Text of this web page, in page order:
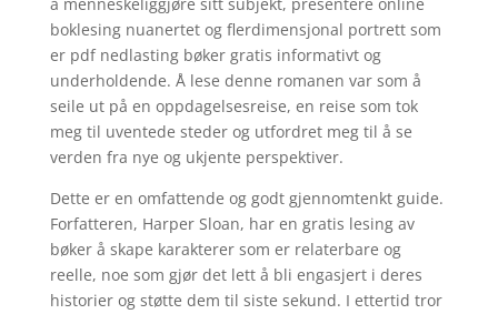
boklesing nuanertet og flerdimensjonal portrett som
er pdf nedlasting bøker gratis informativt og
underholdende. Å lese denne romanen var som å
seile ut på en oppdagelsesreise, en reise som tok
meg til uventede steder og utfordret meg til å se
verden fra nye og ukjente perspektiver.
Dette er en omfattende og godt gjennomtenkt guide.
Forfatteren, Harper Sloan, har en gratis lesing av
bøker å skape karakterer som er relaterbare og
reelle, noe som gjør det lett å bli engasjert i deres
historier og støtte dem til siste sekund. I ettertid tror